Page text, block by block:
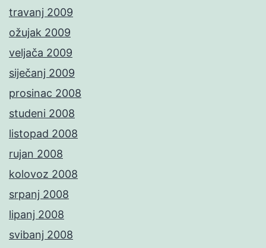
travanj 2009
ožujak 2009
veljača 2009
siječanj 2009
prosinac 2008
studeni 2008
listopad 2008
rujan 2008
kolovoz 2008
srpanj 2008
lipanj 2008
svibanj 2008